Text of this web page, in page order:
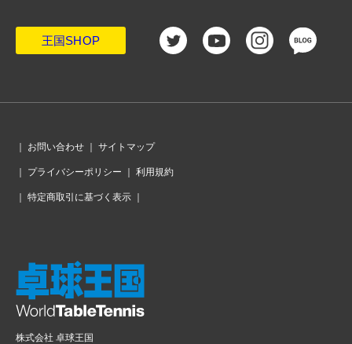
王国SHOP
｜ お問い合わせ ｜ サイトマップ
｜ プライバシーポリシー ｜ 利用規約
｜ 特定商取引に基づく表示 ｜
株式会社 卓球王国